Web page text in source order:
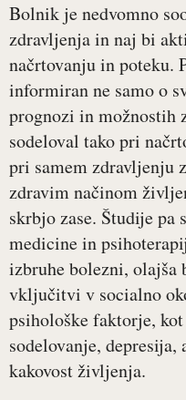
Bolnik je nedvomno
zdravljenja in naj bi
načrtovanju in poteku.
informiran ne samo o
prognozi in možnostih
sodeloval tako pri
pri samem zdravljenju
zdravim načinom
skrbjo zase. Študije pa
medicine in
izbruhe bolezni, olajša
vključitvi v socialno
psihološke faktorje, kot
sodelovanje,
kakovost življenja.